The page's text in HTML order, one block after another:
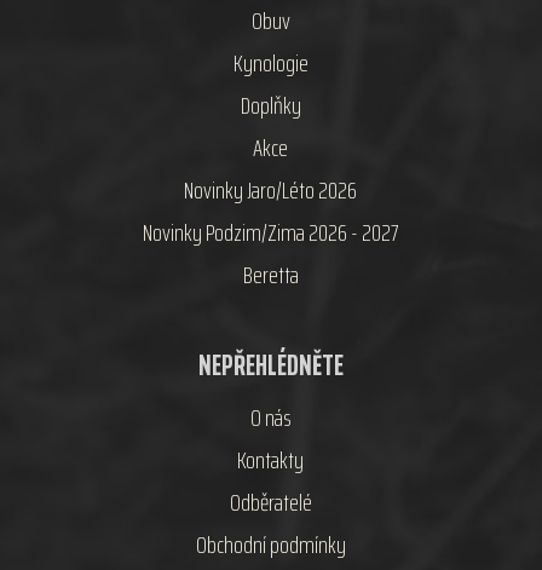
Obuv
Kynologie
Doplňky
Akce
Novinky Jaro/Léto 2026
Novinky Podzim/Zima 2026 - 2027
Beretta
NEPŘEHLÉDNĚTE
O nás
Kontakty
Odběratelé
Obchodní podmínky